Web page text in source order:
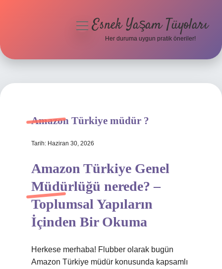
Hakkımızda
menüyüEsnek Yaşam Tüyoları
Her duruma uygun pratik öneriler!
Amazon Türkiye müdür ?
Tarih: Haziran 30, 2026
Amazon Türkiye Genel
Müdürlüğü nerede? –
Toplumsal Yapıların
İçinden Bir Okuma
Herkese merhaba! Flubber olarak bugün
Amazon Türkiye müdür konusunda kapsamlı